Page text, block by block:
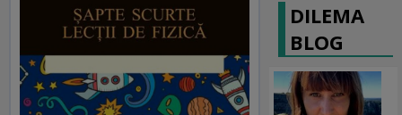
DILEMA
BLOG